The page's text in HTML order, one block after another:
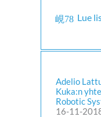
Lue
Adelio
Kuka:n
Robotic
16-11-